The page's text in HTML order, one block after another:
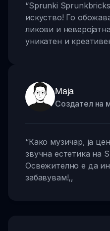
“Sprunki
искуство! Го
ликови и
уникатен и
Маја
Создател на
“Како музичар, ја
звучна естетика на
Освежително е да
забавувам!,,